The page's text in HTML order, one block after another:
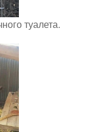
туалета.